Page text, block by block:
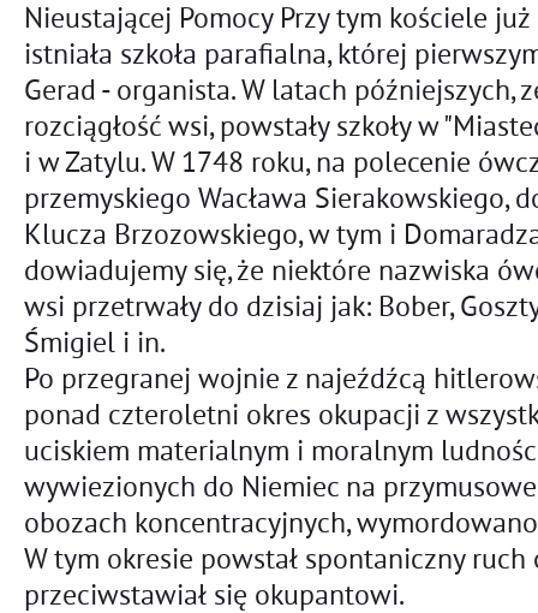
Nieustającej Pomocy Przy tym kościele
istniała szkoła parafialna, której
Gerad - organista. W latach późniejszych,
rozciągłość wsi, powstały szkoły w
i w Zatylu. W 1748 roku, na polecenie
przemyskiego Wacława Sierakowskiego,
Klucza Brzozowskiego, w tym i
dowiadujemy się, że niektóre nazwiska
wsi przetrwały do dzisiaj jak: Bober,
Śmigiel i in.
Po przegranej wojnie z najeźdźcą
ponad czteroletni okres okupacji z
uciskiem materialnym i moralnym
wywiezionych do Niemiec na
obozach koncentracyjnych,
W tym okresie powstał spontaniczny
przeciwstawiał się okupantowi.